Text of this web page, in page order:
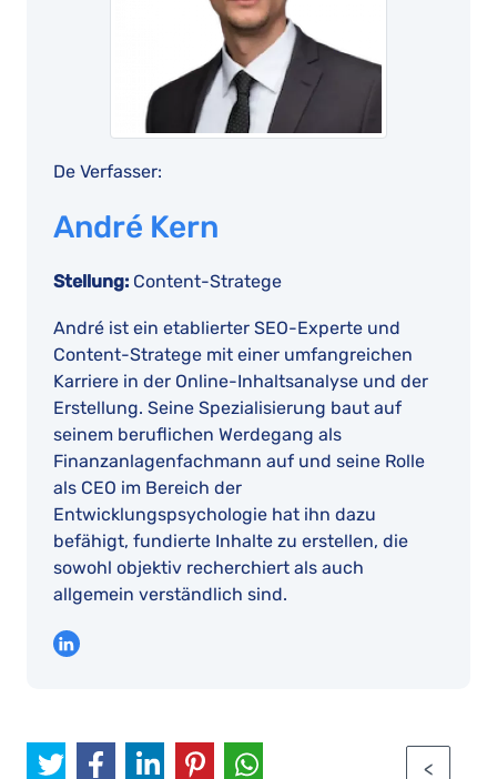
De Verfasser:
André Kern
Stellung: Content-Stratege
André ist ein etablierter SEO-Experte und
Content-Stratege mit einer umfangreichen
Karriere in der Online-Inhaltsanalyse und der
Erstellung. Seine Spezialisierung baut auf
seinem beruflichen Werdegang als
Finanzanlagenfachmann auf und seine Rolle
als CEO im Bereich der
Entwicklungspsychologie hat ihn dazu
befähigt, fundierte Inhalte zu erstellen, die
sowohl objektiv recherchiert als auch
allgemein verständlich sind.